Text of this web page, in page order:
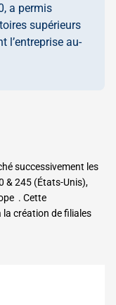
a permis
supérieurs
l’entreprise au-
successivement les
& 245 (États-Unis),
. Cette
la création de filiales